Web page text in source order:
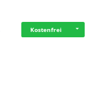
Kostenfrei